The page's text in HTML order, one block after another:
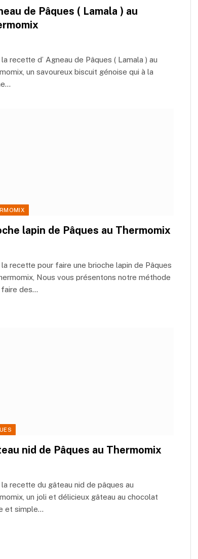
de Pâques ( Lamala ) au
la recette d’ Agneau de Pâques ( Lamala ) au
un savoureux biscuit génoise qui à la
lapin de Pâques au Thermomix
la recette pour faire une brioche lapin de Pâques
Nous vous présentons notre méthode
faire des…
nid de Pâques au Thermomix
la recette du gâteau nid de pâques au
un joli et délicieux gâteau au chocolat
et simple…